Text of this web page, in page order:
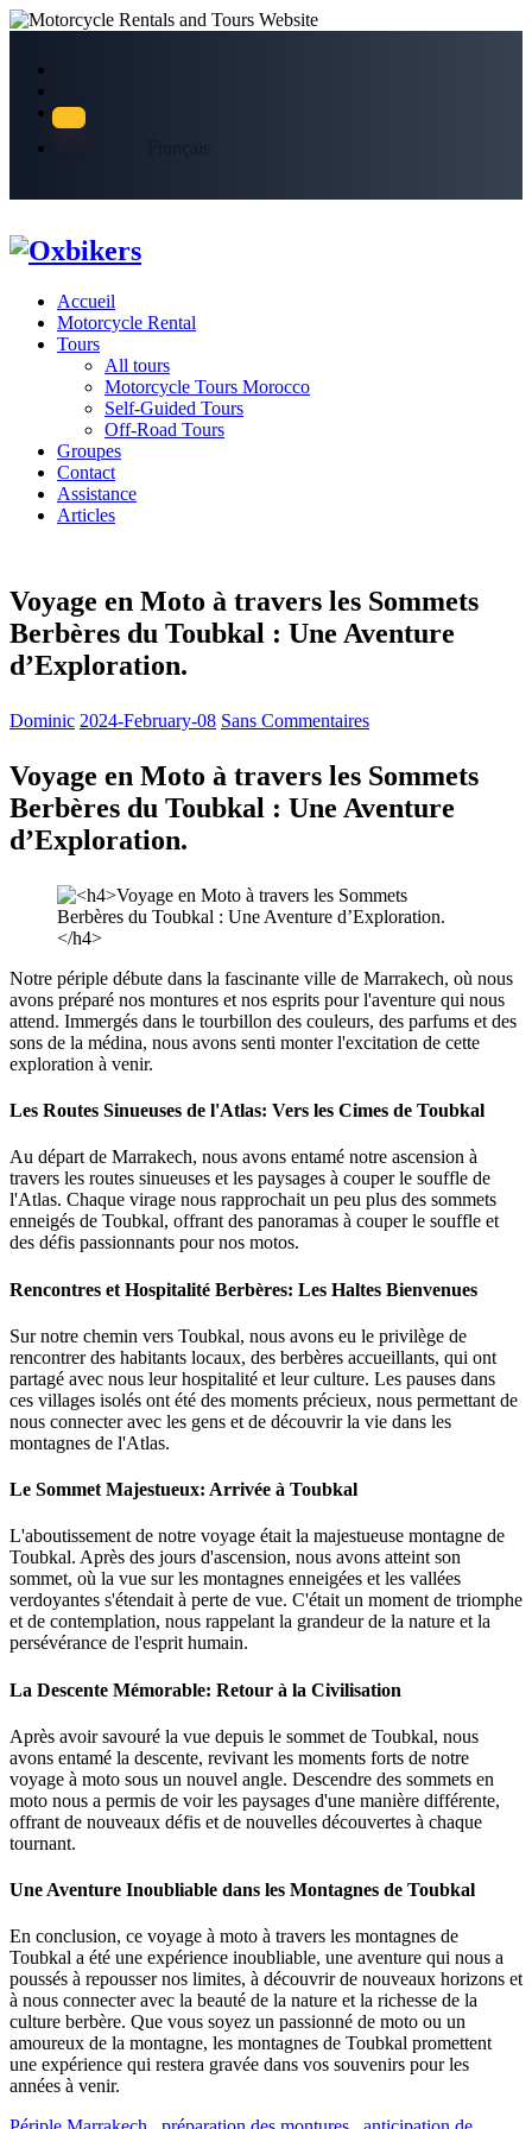
Accueil
Motorcycle Rental
Tours
All tours
Motorcycle Tours Morocco
Self-Guided Tours
Off-Road Tours
Groupes
Contact
Assistance
Articles
Voyage en Moto à travers les Sommets
Berbères du Toubkal : Une Aventure
d’Exploration.
Dominic 2024-February-08 Sans Commentaires
Voyage en Moto à travers les Sommets
Berbères du Toubkal : Une Aventure
d’Exploration.
Notre périple débute dans la fascinante ville de Marrakech, où nous
avons préparé nos montures et nos esprits pour l'aventure qui nous
attend. Immergés dans le tourbillon des couleurs, des parfums et des
sons de la médina, nous avons senti monter l'excitation de cette
exploration à venir.
Les Routes Sinueuses de l'Atlas: Vers les Cimes de Toubkal
Au départ de Marrakech, nous avons entamé notre ascension à
travers les routes sinueuses et les paysages à couper le souffle de
l'Atlas. Chaque virage nous rapprochait un peu plus des sommets
enneigés de Toubkal, offrant des panoramas à couper le souffle et
des défis passionnants pour nos motos.
Rencontres et Hospitalité Berbères: Les Haltes Bienvenues
Sur notre chemin vers Toubkal, nous avons eu le privilège de
rencontrer des habitants locaux, des berbères accueillants, qui ont
partagé avec nous leur hospitalité et leur culture. Les pauses dans
ces villages isolés ont été des moments précieux, nous permettant de
nous connecter avec les gens et de découvrir la vie dans les
montagnes de l'Atlas.
Le Sommet Majestueux: Arrivée à Toubkal
L'aboutissement de notre voyage était la majestueuse montagne de
Toubkal. Après des jours d'ascension, nous avons atteint son
sommet, où la vue sur les montagnes enneigées et les vallées
verdoyantes s'étendait à perte de vue. C'était un moment de triomphe
et de contemplation, nous rappelant la grandeur de la nature et la
persévérance de l'esprit humain.
La Descente Mémorable: Retour à la Civilisation
Après avoir savouré la vue depuis le sommet de Toubkal, nous
avons entamé la descente, revivant les moments forts de notre
voyage à moto sous un nouvel angle. Descendre des sommets en
moto nous a permis de voir les paysages d'une manière différente,
offrant de nouveaux défis et de nouvelles découvertes à chaque
tournant.
Une Aventure Inoubliable dans les Montagnes de Toubkal
En conclusion, ce voyage à moto à travers les montagnes de
Toubkal a été une expérience inoubliable, une aventure qui nous a
poussés à repousser nos limites, à découvrir de nouveaux horizons et
à nous connecter avec la beauté de la nature et la richesse de la
culture berbère. Que vous soyez un passionné de moto ou un
amoureux de la montagne, les montagnes de Toubkal promettent
une expérience qui restera gravée dans vos souvenirs pour les
années à venir.